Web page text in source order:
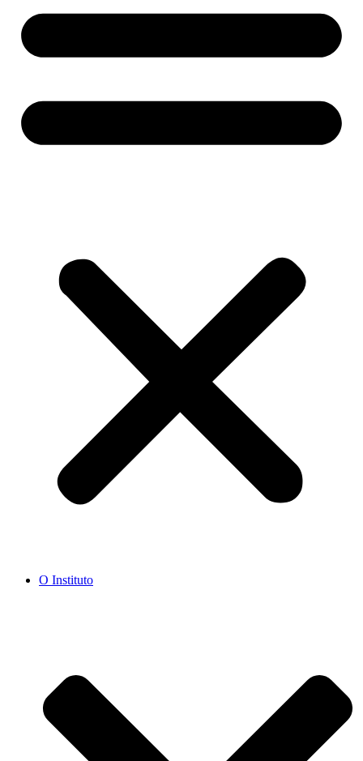
O Instituto